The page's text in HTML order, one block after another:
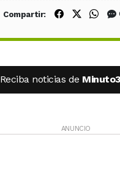
Compartir: Compartir
Reciba noticias de
ANUNCIO